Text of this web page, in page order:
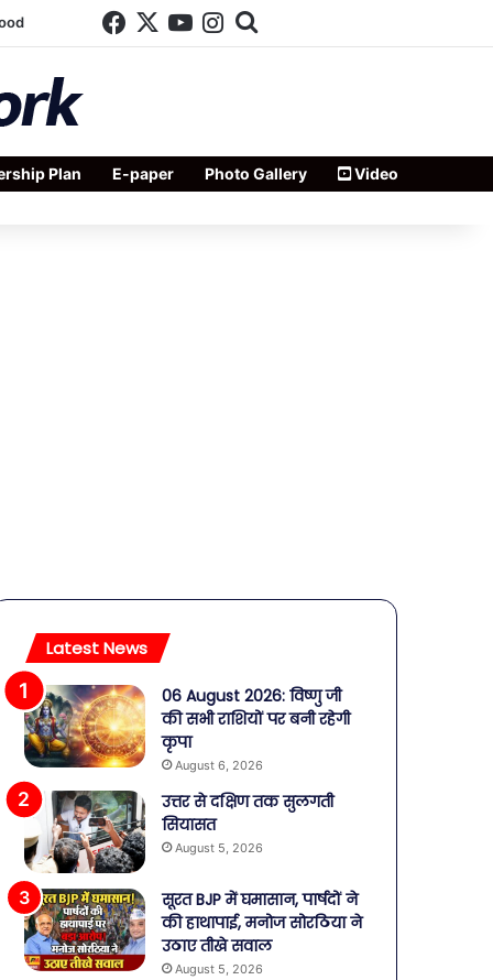
Facebook
X YouTube
Instagram
Search for
Plan E-paper Photo Gallery Video
Latest News
06 August 2026: विष्णु जी
की सभी राशियों पर बनी रहेगी
कृपा
August 6, 2026
उत्तर से दक्षिण तक सुलगती
सियासत
August 5, 2026
सूरत BJP में घमासान, पार्षदों ने
की हाथापाई, मनोज सोरठिया ने
उठाए तीखे सवाल
August 5, 2026